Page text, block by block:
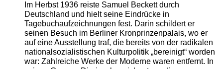
Im Herbst 1936 reiste Samuel Beckett durch
Deutschland und hielt seine Eindrücke in
Tagebuchaufzeichnungen fest. Darin schildert er
seinen Besuch im Berliner Kronprinzenpalais, wo er
auf eine Ausstellung traf, die bereits von der radikalen
nationalsozialistischen Kulturpolitik „bereinigt“ worden
war: Zahlreiche Werke der Moderne waren entfernt. In